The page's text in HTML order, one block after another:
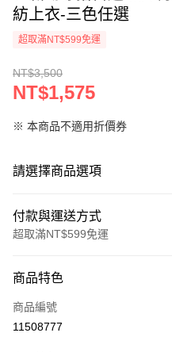
紡上衣-三色任選
超取滿NT$599免運
NT$3,500
NT$1,575
※ 本商品不適用折價券
請選擇商品選項
付款與運送方式
超取滿NT$599免運
信用卡一次付款
信用卡分期付款
商品特色
商品編號
11508777